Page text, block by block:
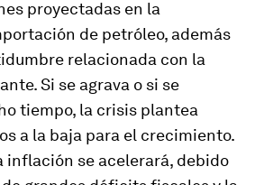
proyectadas en la
de petróleo, además
relacionada con la
Si se agrava o si se
tiempo, la crisis plantea
a la baja para el crecimiento.
inflación se acelerará, debido